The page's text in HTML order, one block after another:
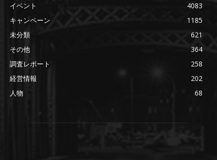
イベント
4083
キャンペーン
1185
未分類
621
その他
364
調査レポート
258
経営情報
202
人物
68